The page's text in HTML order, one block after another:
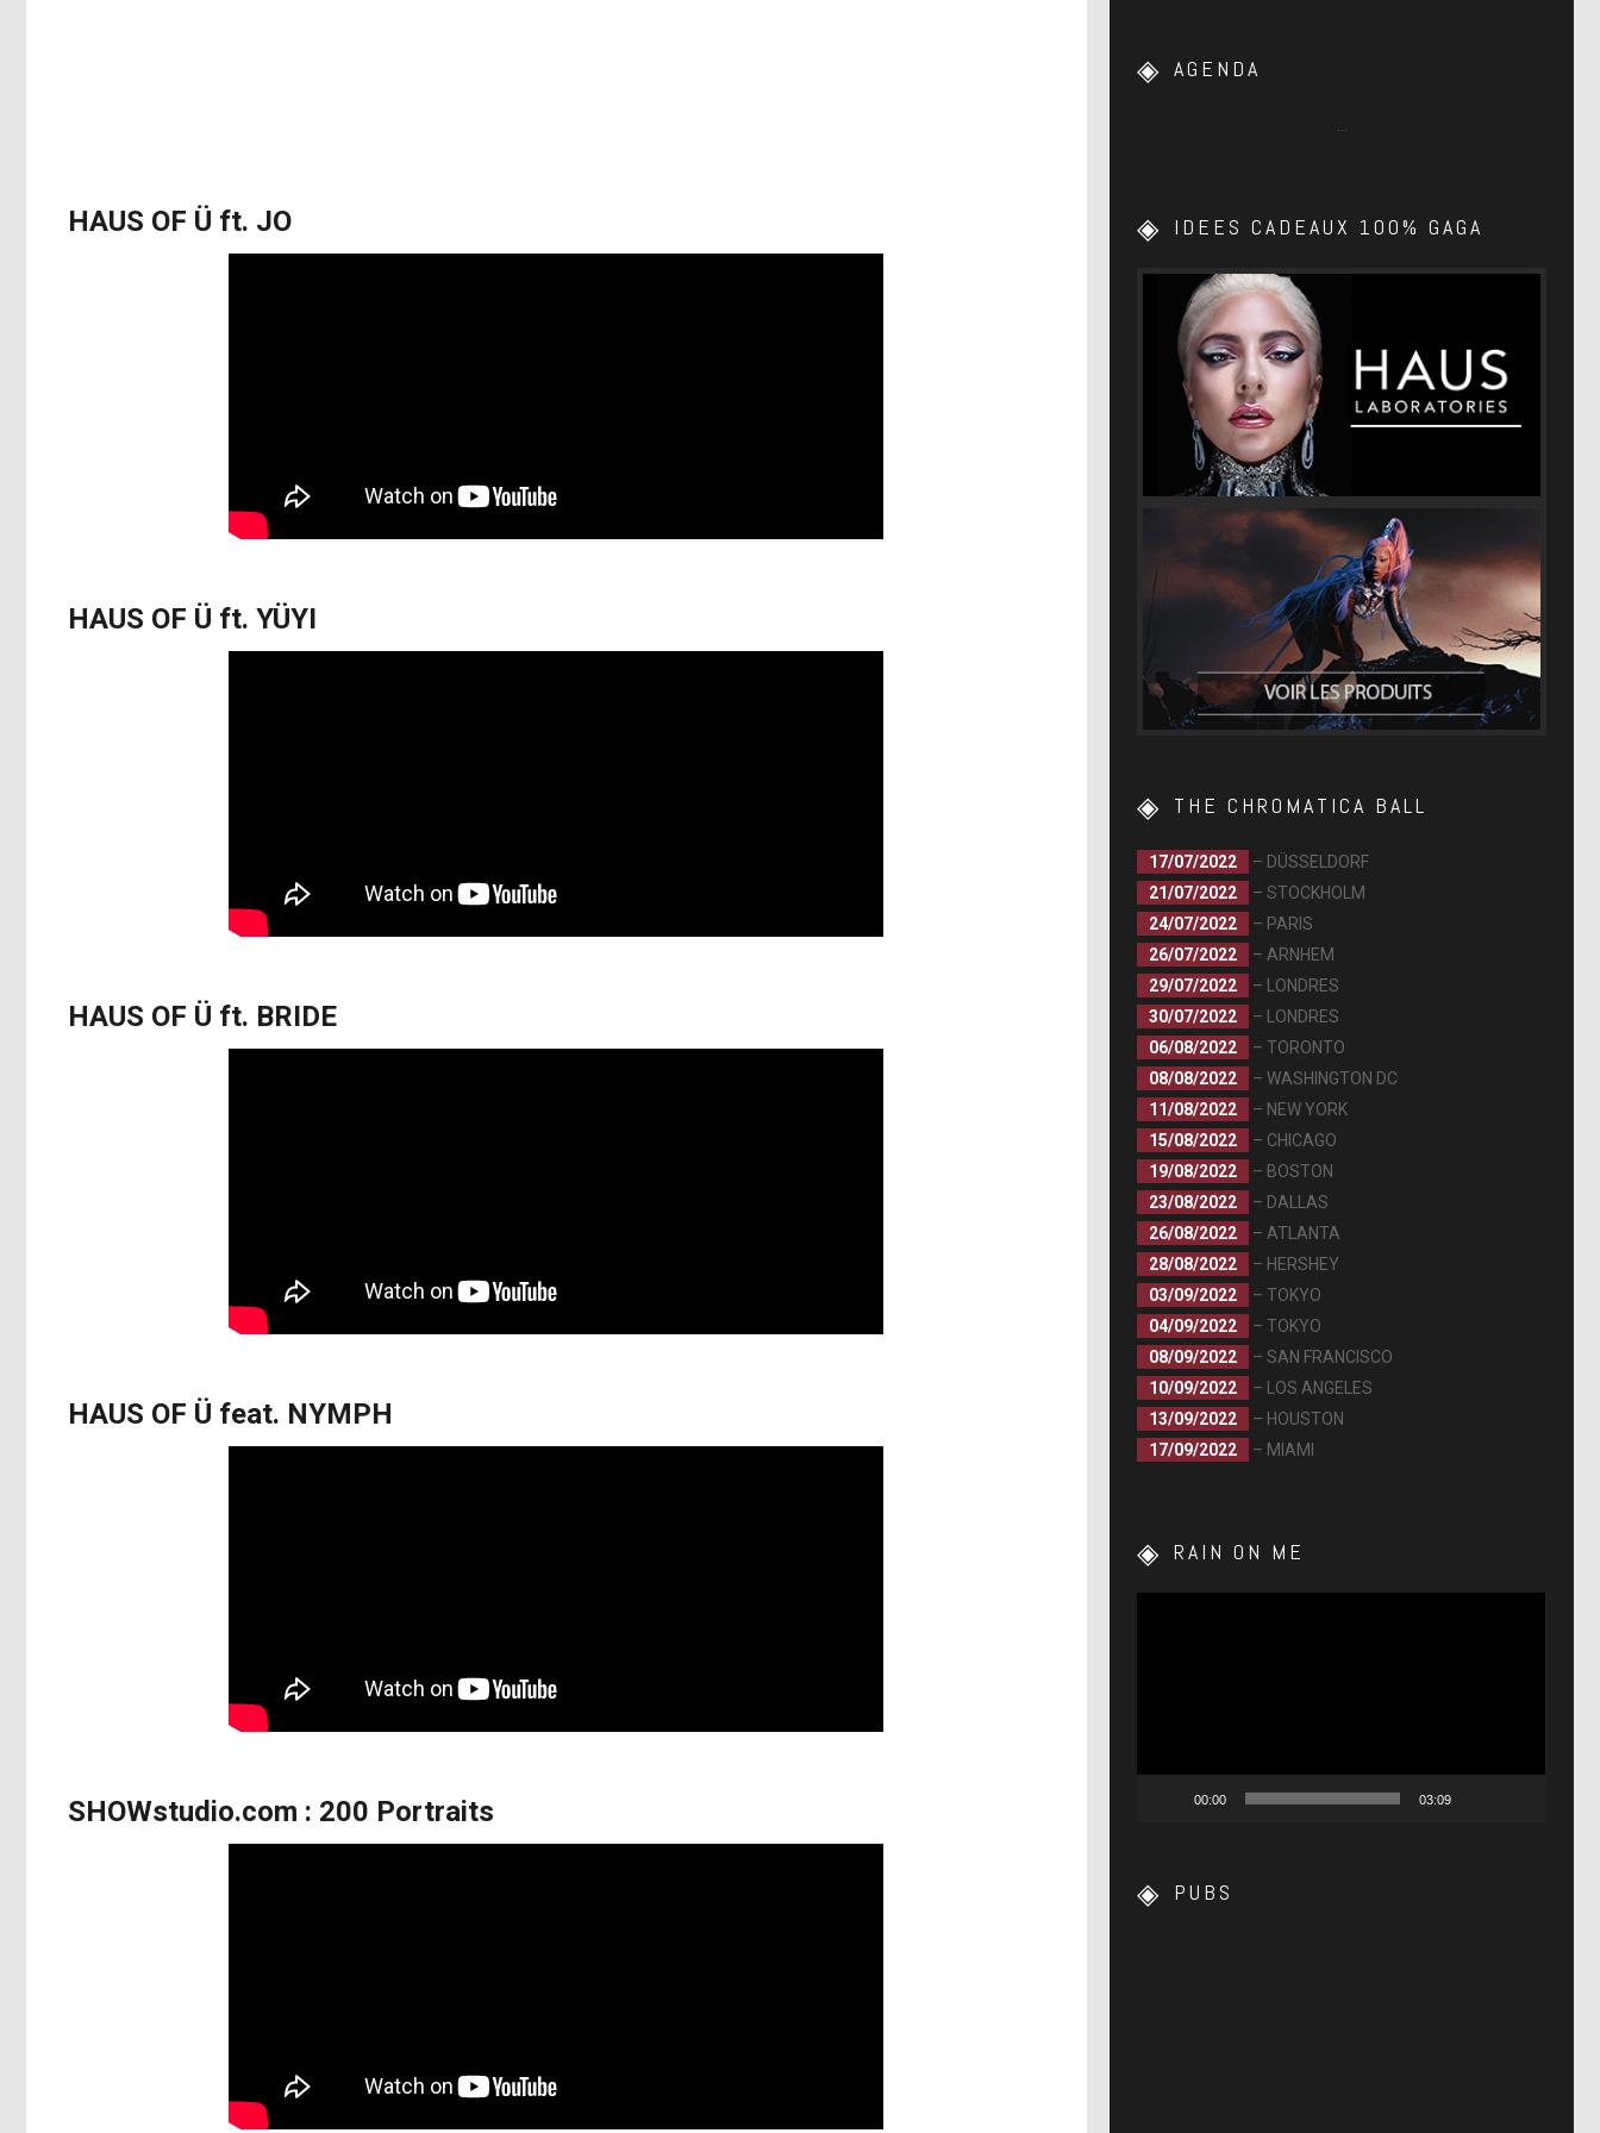
HAUS OF Ü ft. JO
HAUS OF Ü ft. YÜYI
HAUS OF Ü ft. BRIDE
HAUS OF Ü feat. NYMPH
SHOWstudio.com : 200 Portraits
AGENDA
IDEES CADEAUX 100% GAGA
THE CHROMATICA BALL
17/07/2022
– DÜSSELDORF
21/07/2022
– STOCKHOLM
24/07/2022
– PARIS
26/07/2022
– ARNHEM
29/07/2022
– LONDRES
30/07/2022
– LONDRES
06/08/2022
– TORONTO
08/08/2022
– WASHINGTON DC
11/08/2022
– NEW YORK
15/08/2022
– CHICAGO
19/08/2022
– BOSTON
23/08/2022
– DALLAS
26/08/2022
– ATLANTA
28/08/2022
– HERSHEY
03/09/2022
– TOKYO
04/09/2022
– TOKYO
08/09/2022
– SAN FRANCISCO
10/09/2022
– LOS ANGELES
13/09/2022
– HOUSTON
17/09/2022
– MIAMI
RAIN ON ME
00:00 03:09
PUBS